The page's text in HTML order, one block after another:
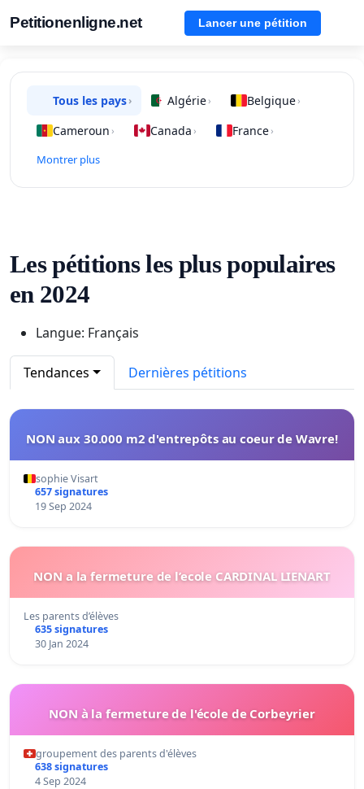
Petitionenligne.net Lancer une pétition
Tous les pays› Algérie› Belgique›
Cameroun › Canada › France›
Montrer plus
Les pétitions les plus populaires
en 2024
Langue: Français
Tendances Dernières pétitions
NON aux 30.000 m2 d'entrepôts au coeur de Wavre!
sophie Visart
657 signatures
19 Sep 2024
NON a la fermeture de l’ecole CARDINAL LIENART
Les parents d’élèves
635 signatures
30 Jan 2024
NON à la fermeture de l'école de Corbeyrier
groupement des parents d'élèves
638 signatures
4 Sep 2024